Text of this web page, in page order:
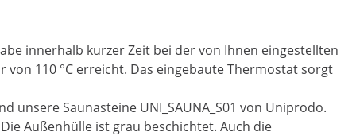
innerhalb kurzer Zeit bei der von Ihnen eingestellten
110 °C erreicht. Das eingebaute Thermostat sorgt
unsere Saunasteine UNI_SAUNA_S01 von Uniprodo.
Außenhülle ist grau beschichtet. Auch die